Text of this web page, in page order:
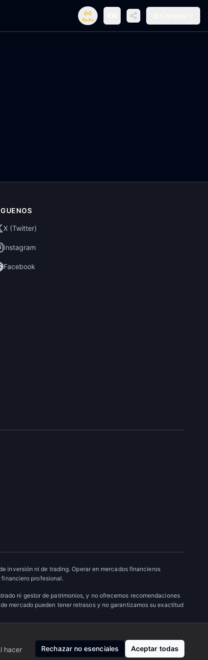
Radio
X (Twitter)
Instagram
Facebook
inversión ni de trading. Operar en mercados financieros
profesional.
ni gestor de patrimonios, y no ofrecemos recomendaciones
mercado pueden tener retrasos y no garantizamos su exactitud
Nosotros Privacidad· Contacto
hacer
Rechazar no esenciales Aceptar todas